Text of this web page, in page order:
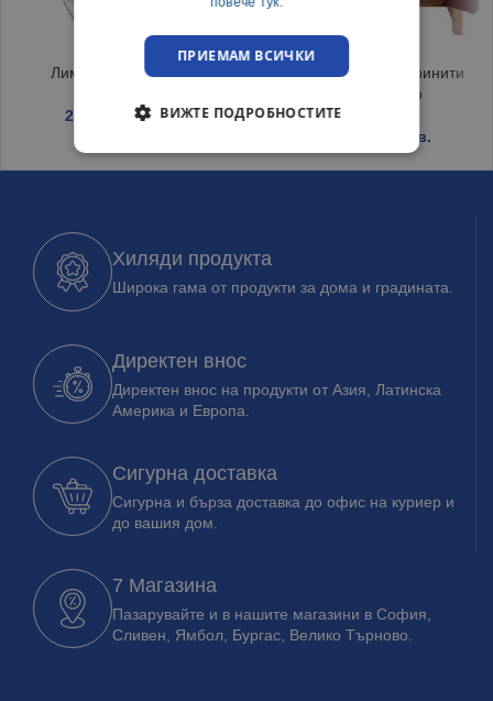
Лимониера Кристал
2.25 / 4.40 лв.
Покривка за маса Тринити
120/150 Бордо
/ 12.62 лв.
Хиляди продукта
Широка гама от продукти за дома и градината.
Директен внос
Директен внос на продукти от Азия, Латинска
Америка и Европа.
Сигурна доставка
Сигурна и бърза доставка до офис на куриер и
до вашия дом.
7 Магазина
Пазарувайте и в нашите магазини в София,
Сливен, Ямбол, Бургас, Велико Търново.
ПРИЕМАМ ВСИЧКИ
ВИЖТЕ ПОДРОБНОСТИТЕ